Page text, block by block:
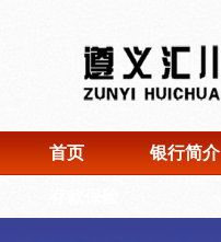
首页 银行简介